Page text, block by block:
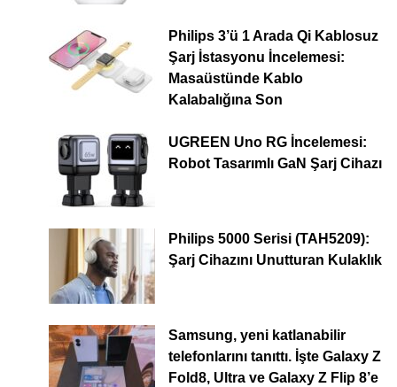
Philips 3’ü 1 Arada Qi Kablosuz
Şarj İstasyonu İncelemesi:
Masaüstünde Kablo
Kalabalığına Son
UGREEN Uno RG İncelemesi:
Robot Tasarımlı GaN Şarj Cihazı
Philips 5000 Serisi (TAH5209):
Şarj Cihazını Unutturan Kulaklık
Samsung, yeni katlanabilir
telefonlarını tanıttı. İşte Galaxy Z
Fold8, Ultra ve Galaxy Z Flip 8’e